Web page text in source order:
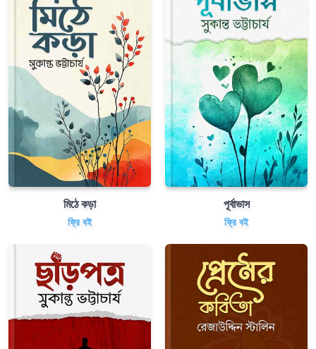
মিঠে কড়া
ফ্রি বই
পূর্বাভাস
ফ্রি বই